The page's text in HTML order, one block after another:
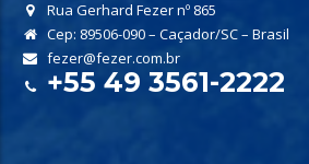
Rua Gerhard Fezer nº 865
Cep: 89506-090 – Caçador/SC – Brasil
fezer@fezer.com.br
+55 49 3561-2222